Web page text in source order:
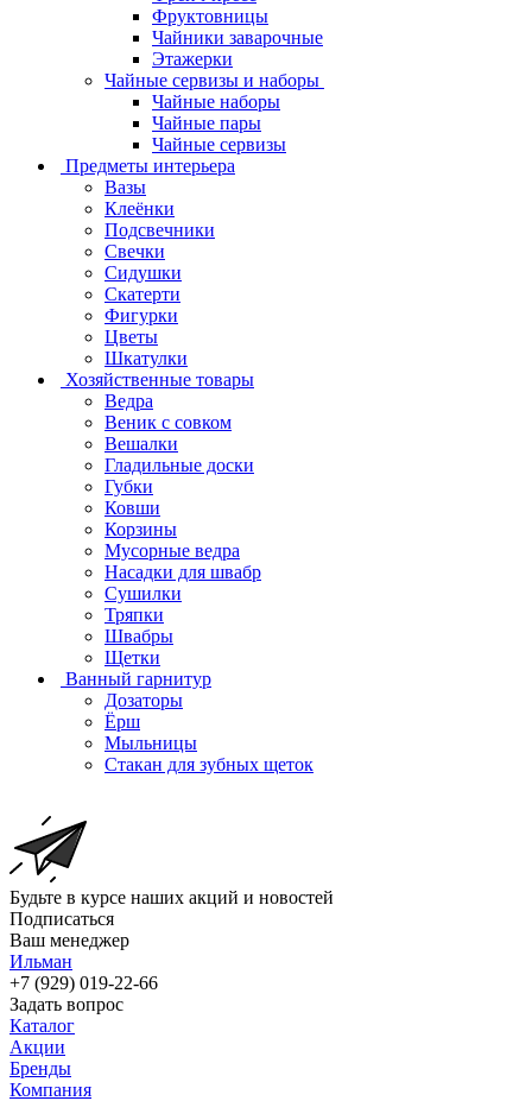
Фруктовницы
Чайники заварочные
Этажерки
Чайные сервизы и наборы
Чайные наборы
Чайные пары
Чайные сервизы
Предметы интерьера
Вазы
Клеёнки
Подсвечники
Свечки
Сидушки
Скатерти
Фигурки
Цветы
Шкатулки
Хозяйственные товары
Ведра
Веник с совком
Вешалки
Гладильные доски
Губки
Ковши
Корзины
Мусорные ведра
Насадки для швабр
Сушилки
Тряпки
Швабры
Щетки
Ванный гарнитур
Дозаторы
Ёрш
Мыльницы
Стакан для зубных щеток
Будьте в курсе наших акций и новостей
Подписаться
Ваш менеджер
Ильман
+7 (929) 019-22-66
Задать вопрос
Каталог
Акции
Бренды
Компания